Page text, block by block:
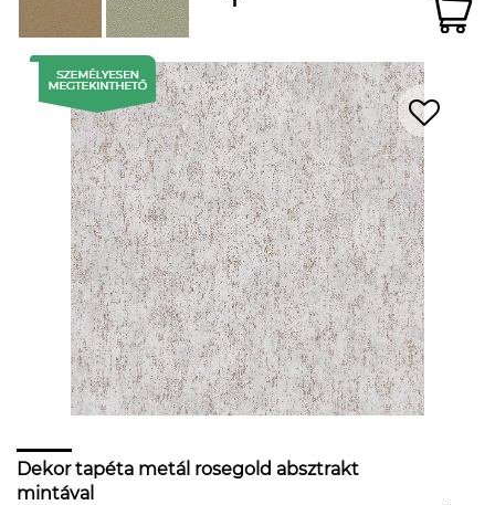
Dekor tapéta metál rosegold absztrakt
mintával